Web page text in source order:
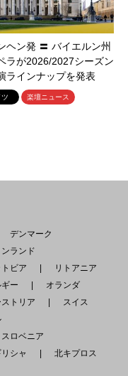
ヘン発 〓 バイエルン州
ラが2026/2027シーズン
ラインナップを発表
ツ 楽壇ニュース
デンマーク
ランド
ビア
リトアニア
ー
オランダ
トリア
スイス
ロベニア
シャ
北キプロス